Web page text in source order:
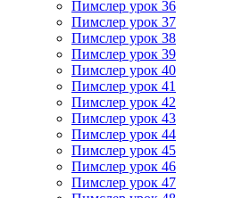
Пимслер урок 36
Пимслер урок 37
Пимслер урок 38
Пимслер урок 39
Пимслер урок 40
Пимслер урок 41
Пимслер урок 42
Пимслер урок 43
Пимслер урок 44
Пимслер урок 45
Пимслер урок 46
Пимслер урок 47